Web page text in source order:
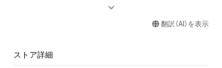
式会社より提供されたメールアドレスは、松竹株式会社のプラ
一切使用致しません。 出荷後の破損、汚損及び紛失・盗難が生じ
すので何卒ご容赦くださいませ。
が、これらの範囲を超えて、権利者の承諾を必要とする行為を行
翻訳（AI）を表示
ストア詳細